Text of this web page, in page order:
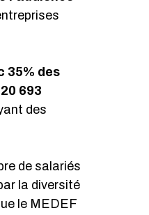
35% des
693
des
de salariés
la diversité
le MEDEF